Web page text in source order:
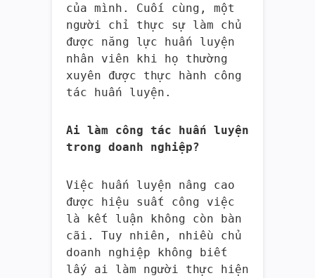
của mình. Cuối cùng, một
người chỉ thực sự làm chủ
được năng lực huấn luyện
nhân viên khi họ thường
xuyên được thực hành công
tác huấn luyện.
Ai làm công tác huấn luyện
trong doanh nghiệp?
Việc huấn luyện nâng cao
được hiệu suất công việc
là kết luận không còn bàn
cãi. Tuy nhiên, nhiều chủ
doanh nghiệp không biết
lấy ai làm người thực hiện